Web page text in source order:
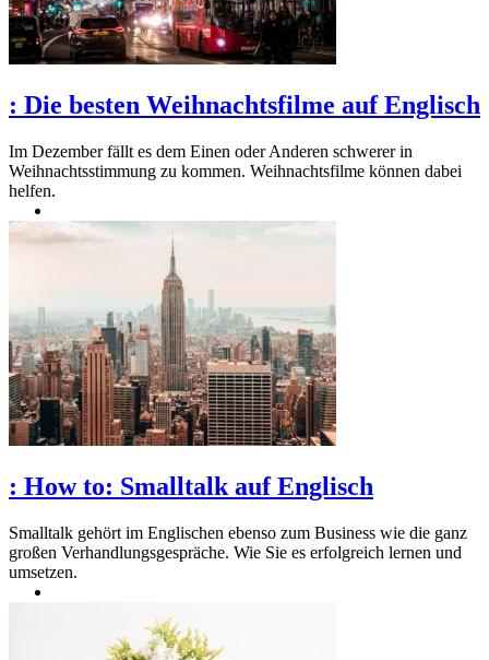
: Die besten Weihnachtsfilme auf Englisch
Im Dezember fällt es dem Einen oder Anderen schwerer in
Weihnachtsstimmung zu kommen. Weihnachtsfilme können dabei
helfen.
: How to: Smalltalk auf Englisch
Smalltalk gehört im Englischen ebenso zum Business wie die ganz
großen Verhandlungsgespräche. Wie Sie es erfolgreich lernen und
umsetzen.